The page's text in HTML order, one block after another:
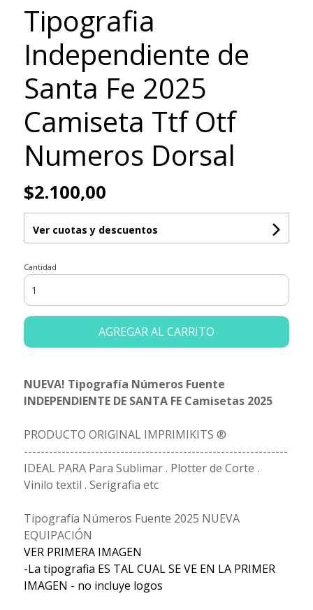
Tipografia
Independiente de
Santa Fe 2025
Camiseta Ttf Otf
Numeros Dorsal
$2.100,00
Ver cuotas y descuentos
Cantidad
AGREGAR AL CARRITO
NUEVA! Tipografía Números Fuente
INDEPENDIENTE DE SANTA FE Camisetas 2025
PRODUCTO ORIGINAL IMPRIMIKITS ®
---------------------------------------------------------------
IDEAL PARA Para Sublimar . Plotter de Corte .
Vinilo textil . Serigrafia etc
Tipografía Números Fuente 2025 NUEVA
EQUIPACIÓN
VER PRIMERA IMAGEN
-La tipografia ES TAL CUAL SE VE EN LA PRIMER
IMAGEN - no incluye logos